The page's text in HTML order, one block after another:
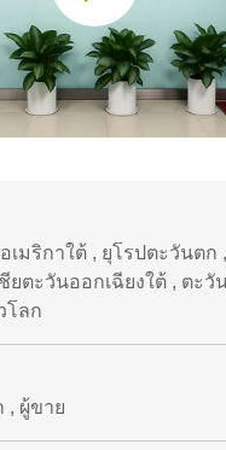
เมริกาใต้ , ยุโรปตะวันตก
ยตะวันออกเฉียงใต้ , ตะวั
โลก
, ผู้ขาย